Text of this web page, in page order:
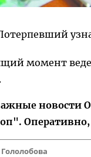
момент
новости